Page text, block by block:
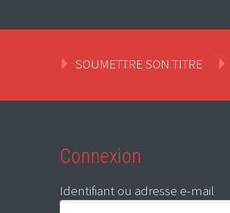
SOUMETTRE SON TITRE
Connexion
Identifiant ou adresse e-mail